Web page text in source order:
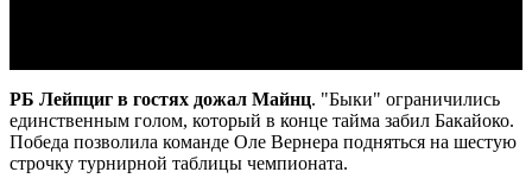
РБ Лейпциг в гостях дожал Майнц. "Быки" ограничились
единственным голом, который в конце тайма забил Бакайоко.
Победа позволила команде Оле Вернера подняться на шестую
строчку турнирной таблицы чемпионата.